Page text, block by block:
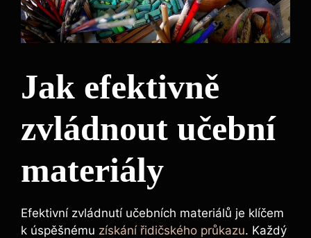
Jak efektivně
zvládnout učební
materiály
Efektivní zvládnutí učebních materiálů je klíčem
k úspěšnému získání řidičského průkazu. Každý